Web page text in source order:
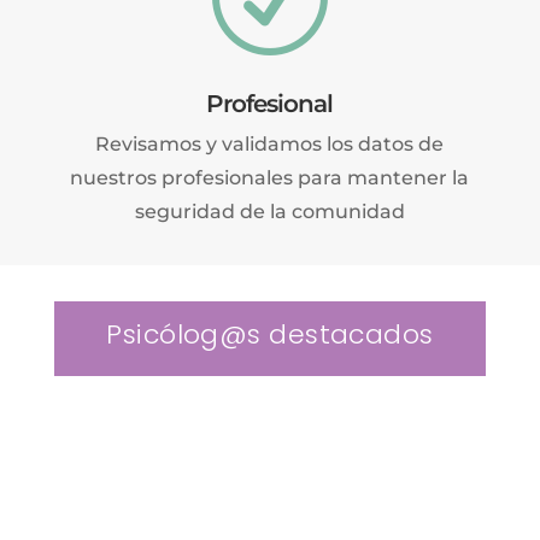
Profesional
Revisamos y validamos los datos de
nuestros profesionales para mantener la
seguridad de la comunidad
Psicólog@s destacados